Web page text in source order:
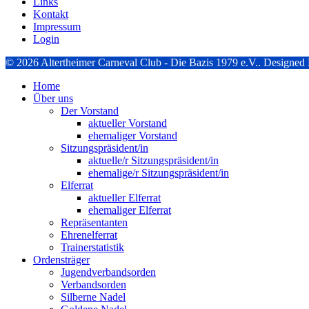
Kontakt
Impressum
Login
© 2026 Altertheimer Carneval Club - Die Bazis 1979 e.V.. Designed
Home
Über uns
Der Vorstand
aktueller Vorstand
ehemaliger Vorstand
Sitzungspräsident/in
aktuelle/r Sitzungspräsident/in
ehemalige/r Sitzungspräsident/in
Elferrat
aktueller Elferrat
ehemaliger Elferrat
Repräsentanten
Ehrenelferrat
Trainerstatistik
Ordensträger
Jugendverbandsorden
Verbandsorden
Silberne Nadel